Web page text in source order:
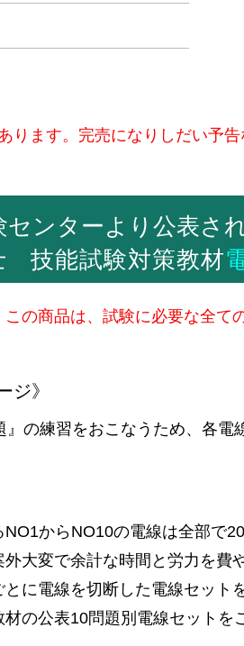
ります。完売になりしだい予
センターより公表さ
技能試験対策教材
この商品は、試験に必要な全て
ジ》
の練習をおこなうため、各
からNO10の電線は全部で
大変で余計な時間と労力を費
に電線を切断した電線セッ
の公表10問題別電線セットを